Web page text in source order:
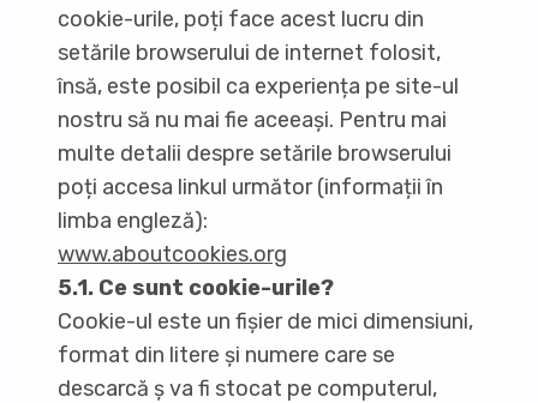
cookie-urile, poți face acest lucru din
setările browserului de internet folosit,
însă, este posibil ca experiența pe site-ul
nostru să nu mai fie aceeași. Pentru mai
multe detalii despre setările browserului
poți accesa linkul următor (informații în
limba engleză):
www.aboutcookies.org
5.1. Ce sunt cookie-urile?
Cookie-ul este un fișier de mici dimensiuni,
format din litere și numere care se
descarcă ș va fi stocat pe computerul,